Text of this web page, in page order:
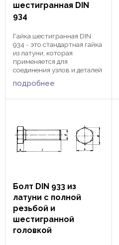
шестигранная DIN
934
Гайка шестигранная DIN
934 - это стандартная гайка
из латуни, которая
применяется для
соединения узлов и деталей
в сочетании с болтами,
винтами и шпильками. d s e
подробнее
Болт DIN 933 из
латуни с полной
резьбой и
шестигранной
головкой